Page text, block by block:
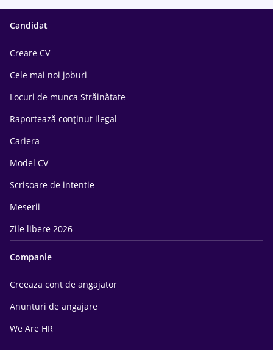
Candidat
Creare CV
Cele mai noi joburi
Locuri de munca Străinătate
Raportează conținut ilegal
Cariera
Model CV
Scrisoare de intentie
Meserii
Zile libere 2026
Companie
Creeaza cont de angajator
Anunturi de angajare
We Are HR